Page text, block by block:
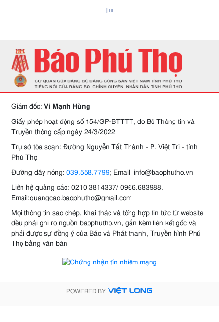
Giám đốc: Vi Mạnh Hùng
Giấy phép hoạt động số 154/GP-BTTTT, do Bộ Thông tin và
Truyền thông cấp ngày 24/3/2022
Trụ sở tòa soạn: Đường Nguyễn Tất Thành - P. Việt Trì - tỉnh
Phú Thọ
Đường dây nóng: 039.558.7799; Email: info@baophutho.vn
Liên hệ quảng cáo: 0210.3814337/ 0966.683988.
Email:quangcao.baophutho@gmail.com
Mọi thông tin sao chép, khai thác và tổng hợp tin tức từ website
đều phải ghi rõ nguồn baophutho.vn, gắn kèm liên kết gốc và
phải được sự đồng ý của Báo và Phát thanh, Truyền hình Phú
Thọ bằng văn bản
POWERED BY